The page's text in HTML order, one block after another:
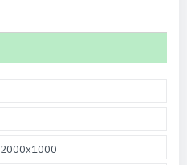
2000x1000